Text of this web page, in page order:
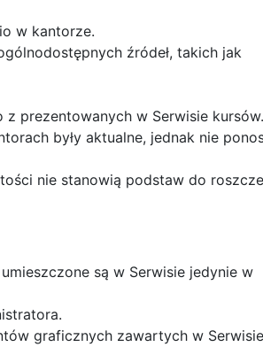
w kantorze.
źródeł, takich jak
prezentowanych w Serwisie kursów.
były aktualne, jednak nie
nie stanowią podstaw do
są w Serwisie jedynie w
graficznych zawartych w